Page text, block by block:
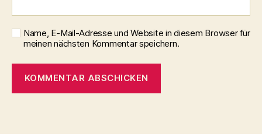
Name, E-Mail-Adresse und Website in diesem Browser für
meinen nächsten Kommentar speichern.